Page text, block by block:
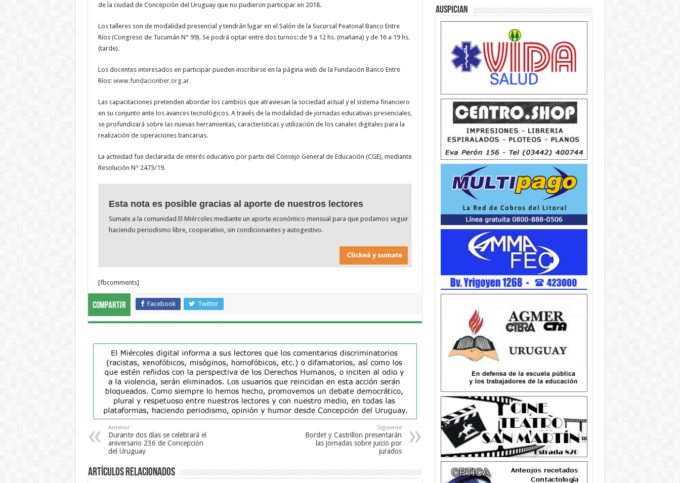
de la ciudad de Concepción del Uruguay que no pudieron participar en 2018.
Los talleres son de modalidad presencial y tendrán lugar en el Salón de la Sucursal Peatonal Banco Entre
Ríos (Congreso de Tucumán N° 99). Se podrá optar entre dos turnos: de 9 a 12 hs. (mañana) y de 16 a 19 hs.
(tarde).
Los docentes interesados en participar pueden inscribirse en la página web de la Fundación Banco Entre
Ríos: www.fundacionber.org.ar.
Las capacitaciones pretenden abordar los cambios que atraviesan la sociedad actual y el sistema financiero
en su conjunto ante los avances tecnológicos. A través de la modalidad de jornadas educativas presenciales,
se profundizará sobre las nuevas herramientas, características y utilización de los canales digitales para la
realización de operaciones bancarias.
La actividad fue declarada de interés educativo por parte del Consejo General de Educación (CGE), mediante
Resolución N° 2473/19.
Esta nota es posible gracias al aporte de nuestros lectores
Sumate a la comunidad El Miércoles mediante un aporte económico mensual para que podamos seguir
haciendo periodismo libre, cooperativo, sin condicionantes y autogestivo.
[fbcomments]
Compartir Facebook Twitter
Anterior
Durante dos días se celebrará el
aniversario 236 de Concepción
del Uruguay
Siguiente
Bordet y Castrillon presentarán
las jornadas sobre juicio por
jurados
Artículos Relacionados
Auspician